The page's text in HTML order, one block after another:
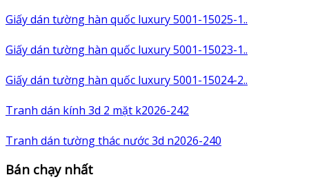
Giấy dán tường hàn quốc luxury 5001-15025-1..
Giấy dán tường hàn quốc luxury 5001-15023-1..
Giấy dán tường hàn quốc luxury 5001-15024-2..
Tranh dán kính 3d 2 mặt k2026-242
Tranh dán tường thác nước 3d n2026-240
Bán chạy nhất